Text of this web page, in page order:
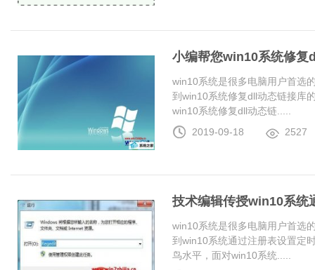
小编帮您win10系统修复
win10系统是很多电脑用户首选
到win10系统修复dll动态链接库
win10系统修复dll动态链.....
2019-09-18
2527
技术编辑传授win10系统
win10系统是很多电脑用户首选
到win10系统通过注册表设置定
鸟水平，面对win10系统.....